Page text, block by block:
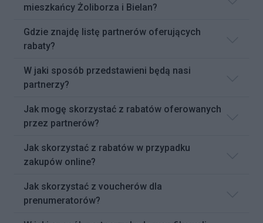
mieszkańcy Żoliborza i Bielan?
Gdzie znajdę listę partnerów oferujących
rabaty?
W jaki sposób przedstawieni będą nasi
partnerzy?
Jak mogę skorzystać z rabatów oferowanych
przez partnerów?
Jak skorzystać z rabatów w przypadku
zakupów online?
Jak skorzystać z voucherów dla
prenumeratorów?